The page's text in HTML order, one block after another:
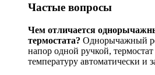
Частые вопросы
Чем отличается
термостата? Однорычажный
напор одной ручкой,
температуру автоматически и